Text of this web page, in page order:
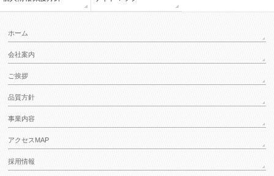
ホーム
会社案内
ご挨拶
品質方針
事業内容
アクセスMAP
採用情報